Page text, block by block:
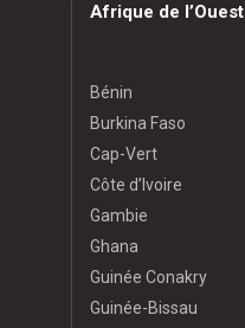
Afrique de l’Ouest
Bénin
Burkina Faso
Cap-Vert
Côte d’Ivoire
Gambie
Ghana
Guinée Conakry
Guinée-Bissau